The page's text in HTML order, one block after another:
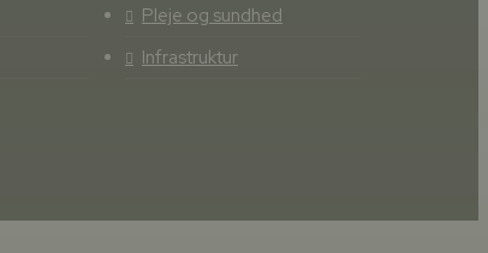
Pleje og sundhed
Infrastruktur